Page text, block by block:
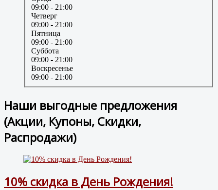
09:00 - 21:00
Четверг
09:00 - 21:00
Пятница
09:00 - 21:00
Суббота
09:00 - 21:00
Воскресенье
09:00 - 21:00
Наши выгодные предложения
(Акции, Купоны, Скидки,
Распродажи)
10% скидка в День Рождения!